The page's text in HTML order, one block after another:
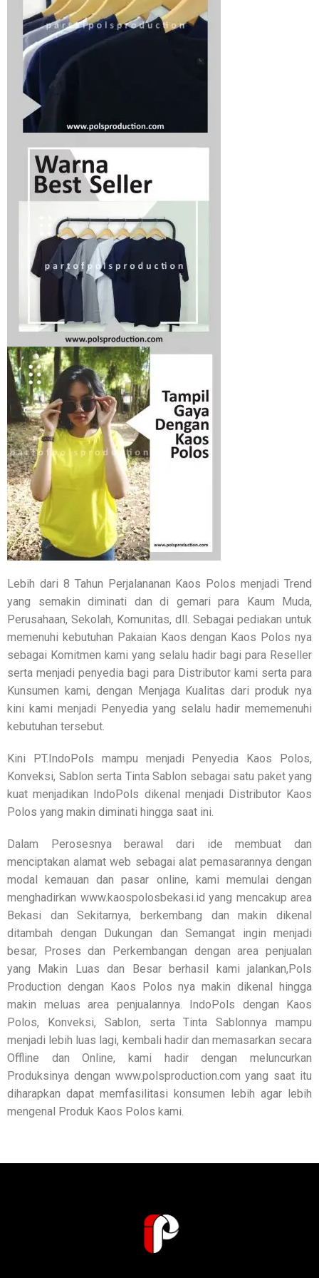
Lebih dari 8 Tahun Perjalananan Kaos Polos menjadi Trend
yang semakin diminati dan di gemari para Kaum Muda,
Perusahaan, Sekolah, Komunitas, dll. Sebagai pediakan untuk
memenuhi kebutuhan Pakaian Kaos dengan Kaos Polos nya
sebagai Komitmen kami yang selalu hadir bagi para Reseller
serta menjadi penyedia bagi para Distributor kami serta para
Kunsumen kami, dengan Menjaga Kualitas dari produk nya
kini kami menjadi Penyedia yang selalu hadir mememenuhi
kebutuhan tersebut.
Kini PT.IndoPols mampu menjadi Penyedia Kaos Polos,
Konveksi, Sablon serta Tinta Sablon sebagai satu paket yang
kuat menjadikan IndoPols dikenal menjadi Distributor Kaos
Polos yang makin diminati hingga saat ini.
Dalam Perosesnya berawal dari ide membuat dan
menciptakan alamat web sebagai alat pemasarannya dengan
modal kemauan dan pasar online, kami memulai dengan
menghadirkan www.kaospolosbekasi.id yang mencakup area
Bekasi dan Sekitarnya, berkembang dan makin dikenal
ditambah dengan Dukungan dan Semangat ingin menjadi
besar, Proses dan Perkembangan dengan area penjualan
yang Makin Luas dan Besar berhasil kami jalankan,Pols
Production dengan Kaos Polos nya makin dikenal hingga
makin meluas area penjualannya. IndoPols dengan Kaos
Polos, Konveksi, Sablon, serta Tinta Sablonnya mampu
menjadi lebih luas lagi, kembali hadir dan memasarkan secara
Offline dan Online, kami hadir dengan meluncurkan
Produksinya dengan www.polsproduction.com yang saat itu
diharapkan dapat memfasilitasi konsumen lebih agar lebih
mengenal Produk Kaos Polos kami.